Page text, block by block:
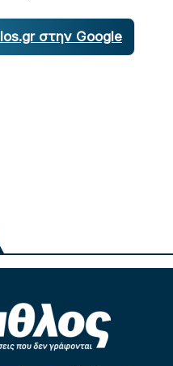
στην Google